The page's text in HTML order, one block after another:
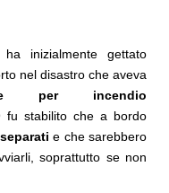
inizialmente gettato
nel disastro che aveva
per incendio
fu stabilito che a bordo
e che sarebbero
soprattutto se non